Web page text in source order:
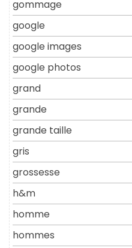
gommage
google
google images
google photos
grand
grande
grande taille
gris
grossesse
h&m
homme
hommes